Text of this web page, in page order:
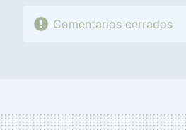
Comentarios cerrados